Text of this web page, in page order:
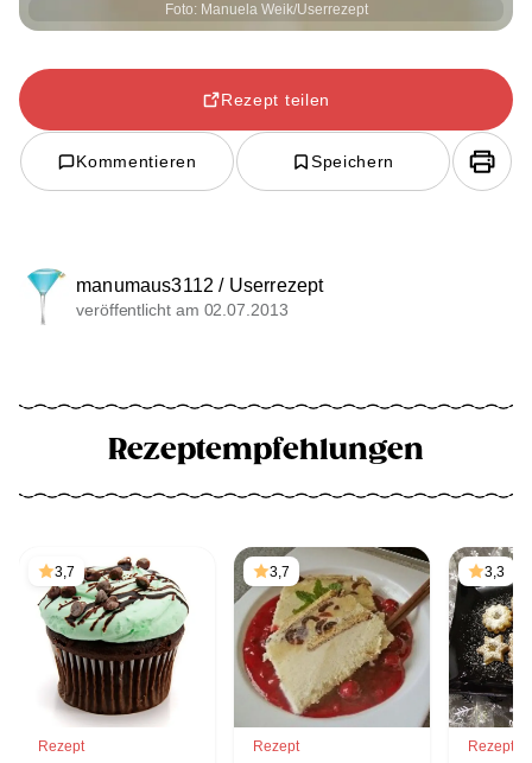
Foto: Manuela Weik/Userrezept
Rezept teilen
Kommentieren Speichern
manumaus3112 / Userrezept
veröffentlicht am 02.07.2013
Rezeptempfehlungen
3,7
Rezept
3,7
Rezept
3,3
Rezept